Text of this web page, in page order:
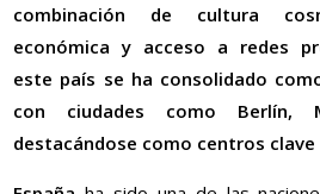
combinación de cultura
económica y acceso a redes
este país se ha consolidado
con ciudades como Berlín,
destacándose como centros